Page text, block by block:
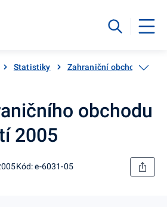
Statistiky Zahraniční obchod
obchodu
2005
Kód: e-6031-05